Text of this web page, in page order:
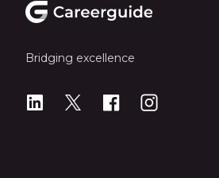
Bridging excellence
LinkedIn
X Instagram